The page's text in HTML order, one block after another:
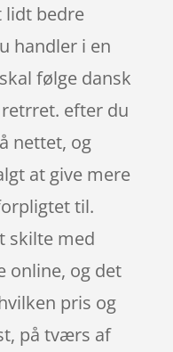
lidt bedre
handler i en
følge dansk
efter du
nettet, og
at give mere
til.
skilte med
online, og det
pris og
på tværs af